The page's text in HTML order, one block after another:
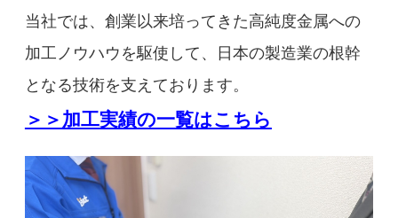
当社では、創業以来培ってきた高純度金属への
加工ノウハウを駆使して、日本の製造業の根幹
となる技術を支えております。
＞＞加工実績の一覧はこちら